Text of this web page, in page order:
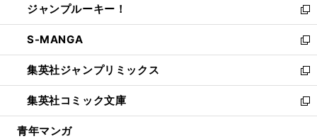
く
で
開
く
ド
ウ
で
開
く
ィ
ン
ド
ウ
で
開
く
い
ウ
ィ
ン
ド
ウ
で
開
ジャンプルーキー！
新
し
い
ウ
ィ
ン
ド
ウ
S-MANGA
新
し
い
ウ
ィ
ン
集英社ジャンプリミックス
新
し
い
ウ
集英社コミック文庫
新
し
青年マンガ